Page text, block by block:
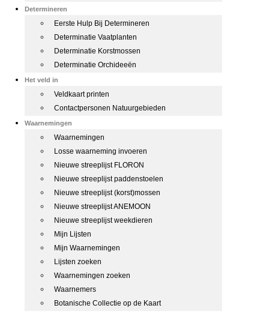
Determineren
Eerste Hulp Bij Determineren
Determinatie Vaatplanten
Determinatie Korstmossen
Determinatie Orchideeën
Het veld in
Veldkaart printen
Contactpersonen Natuurgebieden
Waarnemingen
Waarnemingen
Losse waarneming invoeren
Nieuwe streeplijst FLORON
Nieuwe streeplijst paddenstoelen
Nieuwe streeplijst (korst)mossen
Nieuwe streeplijst ANEMOON
Nieuwe streeplijst weekdieren
Mijn Lijsten
Mijn Waarnemingen
Lijsten zoeken
Waarnemingen zoeken
Waarnemers
Botanische Collectie op de Kaart